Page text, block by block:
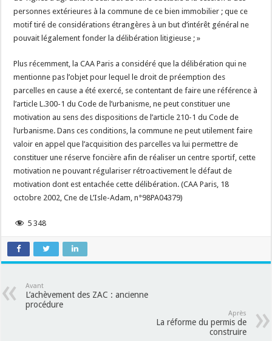
personnes extérieures à la commune de ce bien immobilier ; que ce
motif tiré de considérations étrangères à un but d’intérêt général ne
pouvait légalement fonder la délibération litigieuse ; »
Plus récemment, la CAA Paris a considéré que la délibération qui ne
mentionne pas l’objet pour lequel le droit de préemption des
parcelles en cause a été exercé, se contentant de faire une référence à
l’article L.300-1 du Code de l’urbanisme, ne peut constituer une
motivation au sens des dispositions de l’article 210-1 du Code de
l’urbanisme. Dans ces conditions, la commune ne peut utilement faire
valoir en appel que l’acquisition des parcelles va lui permettre de
constituer une réserve foncière afin de réaliser un centre sportif, cette
motivation ne pouvant régulariser rétroactivement le défaut de
motivation dont est entachée cette délibération. (CAA Paris, 18
octobre 2002, Cne de L’Isle-Adam, n°98PA04379)
5 348
Avant
L’achèvement des ZAC : ancienne
procédure
Après
La réforme du permis de
construire